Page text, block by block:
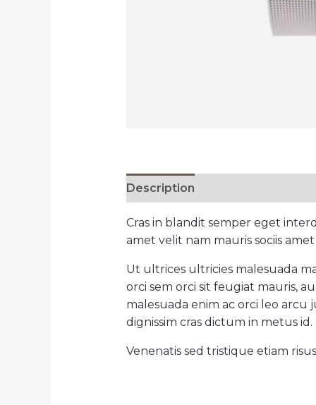
Description
Cras in blandit semper eget
amet velit nam mauris sociis
Ut ultrices ultricies malesuada
orci sem orci sit feugiat mauris,
malesuada enim ac orci leo arcu
dignissim cras dictum in metus id.
Venenatis sed tristique etiam